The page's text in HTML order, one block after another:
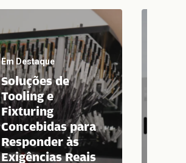
Em Destaque
Soluções de
Tooling e
Fixturing
Concebidas para
Responder às
Exigências Reais